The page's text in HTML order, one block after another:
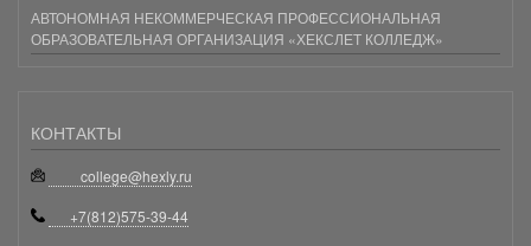
АВТОНОМНАЯ НЕКОММЕРЧЕСКАЯ ПРОФЕССИОНАЛЬНАЯ
ОБРАЗОВАТЕЛЬНАЯ ОРГАНИЗАЦИЯ «ХЕКСЛЕТ КОЛЛЕДЖ»
КОНТАКТЫ
college@hexly.ru
+7(812)575-39-44